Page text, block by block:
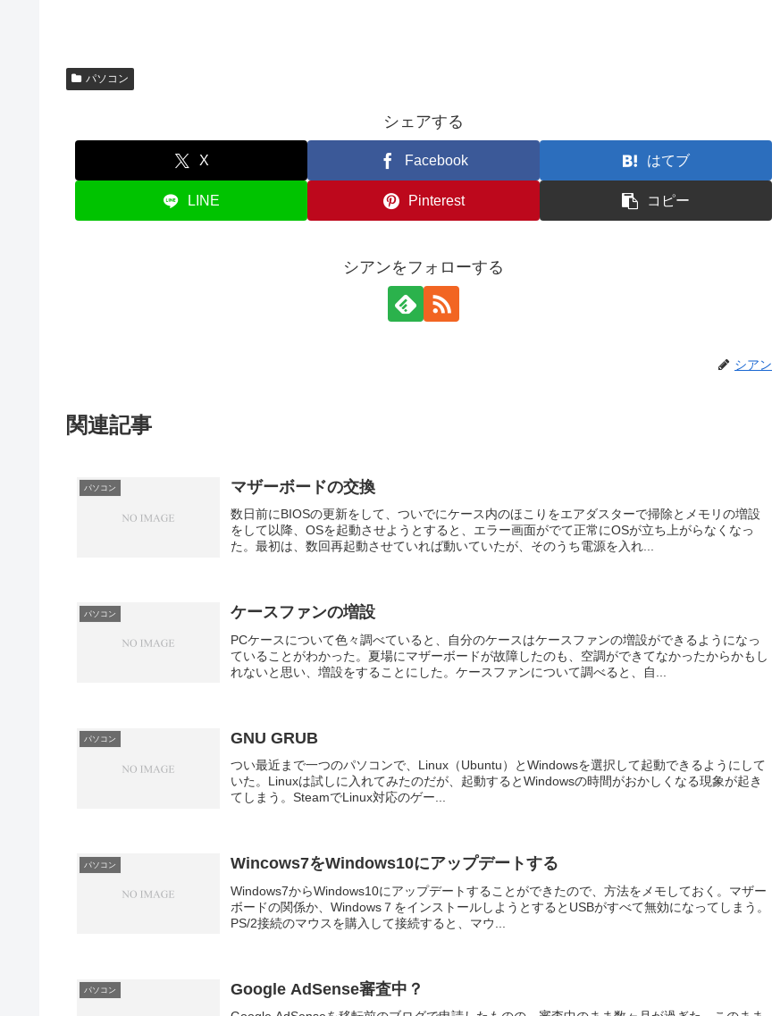
パソコン
シェアする
X Facebook はてブ
LINE Pinterest コピー
シアンをフォローする
シアン
関連記事
パソコン マザーボードの交換
数日前にBIOSの更新をして、ついでにケース内のほこりをエアダスターで掃除とメモリの増設
をして以降、OSを起動させようとすると、エラー画面がでて正常にOSが立ち上がらなくなっ
た。最初は、数回再起動させていれば動いていたが、そのうち電源を入れ...
パソコン ケースファンの増設
PCケースについて色々調べていると、自分のケースはケースファンの増設ができるようになっ
ていることがわかった。夏場にマザーボードが故障したのも、空調ができてなかったからかもし
れないと思い、増設をすることにした。ケースファンについて調べると、自...
パソコン GNU GRUB
つい最近まで一つのパソコンで、Linux（Ubuntu）とWindowsを選択して起動できるようにして
いた。Linuxは試しに入れてみたのだが、起動するとWindowsの時間がおかしくなる現象が起き
てしまう。SteamでLinux対応のゲー...
パソコン Wincows7をWindows10にアップデートする
Windows7からWindows10にアップデートすることができたので、方法をメモしておく。マザー
ボードの関係か、Windows７をインストールしようとするとUSBがすべて無効になってしまう。
PS/2接続のマウスを購入して接続すると、マウ...
パソコン Google AdSense審査中？